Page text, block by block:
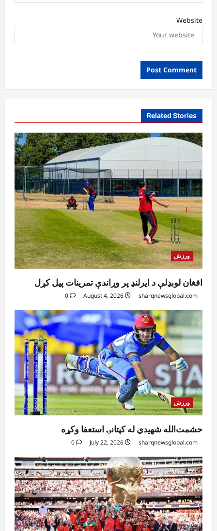
Website
Related Stories
ورزش
افغان لوبډلې د ایرلنډ پر وړاندې تمرینات پیل کړل
sharqnewsglobal.com
0
ورزش
حشمت‌الله شهیدي له کپتانۍ استعفا وکړه
sharqnewsglobal.com
0